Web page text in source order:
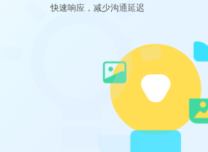
快速响应，减少沟通延迟